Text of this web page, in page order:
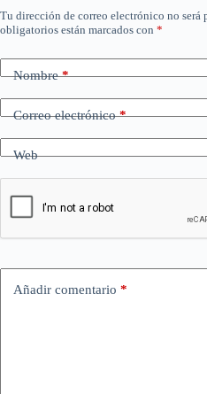
Tu dirección de correo electrónico no será
obligatorios están marcados con *
Nombre*
Correo electrónico*
Web
Añadir comentario *